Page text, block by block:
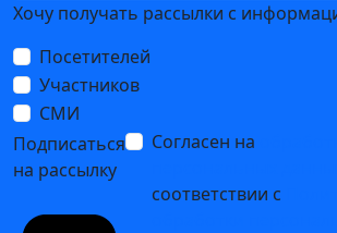
Хочу получать рассылки с
Посетителей
Участников
СМИ
Подписаться
на рассылку
Согласен на
соответствии с